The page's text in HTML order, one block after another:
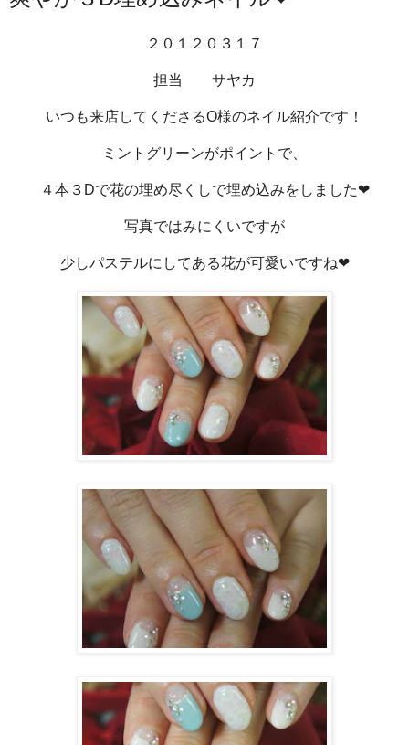
２０１２０３１７
担当 サヤカ
いつも来店してくださるO様のネイル紹介です！
ミントグリーンがポイントで、
４本３Dで花の埋め尽くしで埋め込みをしました❤
写真ではみにくいですが
少しパステルにしてある花が可愛いですね❤